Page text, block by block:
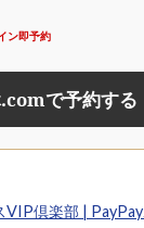
ン即予約
で予約する
VIP倶楽部 |